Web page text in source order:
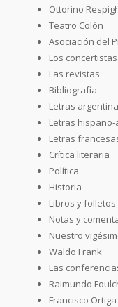
Ottorino
Teatro Colón
Asociación del
Los concertistas
Las revistas
Bibliografía
Letras
Letras
Letras
Crítica literaria
Política
Historia
Libros y folletos
Notas y
Nuestro
Waldo Frank
Las
Raimundo
Francisco